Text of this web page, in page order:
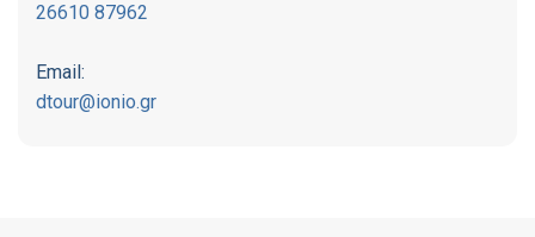
26610 87962
Email:
dtour@ionio.gr